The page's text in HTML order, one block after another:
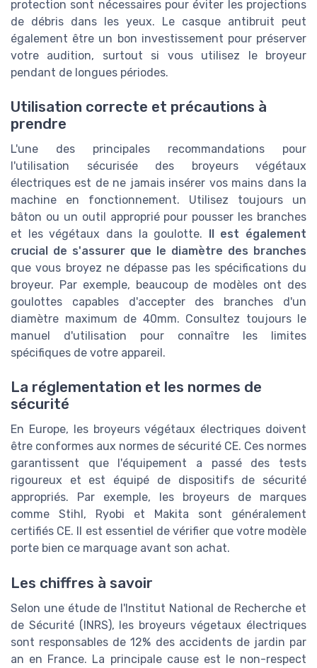
protection sont nécessaires pour éviter les projections
de débris dans les yeux. Le casque antibruit peut
également être un bon investissement pour préserver
votre audition, surtout si vous utilisez le broyeur
pendant de longues périodes.
Utilisation correcte et précautions à
prendre
L'une des principales recommandations pour
l'utilisation sécurisée des broyeurs végétaux
électriques est de ne jamais insérer vos mains dans la
machine en fonctionnement. Utilisez toujours un
bâton ou un outil approprié pour pousser les branches
et les végétaux dans la goulotte. Il est également
crucial de s'assurer que le diamètre des branches
que vous broyez ne dépasse pas les spécifications du
broyeur. Par exemple, beaucoup de modèles ont des
goulottes capables d'accepter des branches d'un
diamètre maximum de 40mm. Consultez toujours le
manuel d'utilisation pour connaître les limites
spécifiques de votre appareil.
La réglementation et les normes de
sécurité
En Europe, les broyeurs végétaux électriques doivent
être conformes aux normes de sécurité CE. Ces normes
garantissent que l'équipement a passé des tests
rigoureux et est équipé de dispositifs de sécurité
appropriés. Par exemple, les broyeurs de marques
comme Stihl, Ryobi et Makita sont généralement
certifiés CE. Il est essentiel de vérifier que votre modèle
porte bien ce marquage avant son achat.
Les chiffres à savoir
Selon une étude de l'Institut National de Recherche et
de Sécurité (INRS), les broyeurs végetaux électriques
sont responsables de 12% des accidents de jardin par
an en France. La principale cause est le non-respect